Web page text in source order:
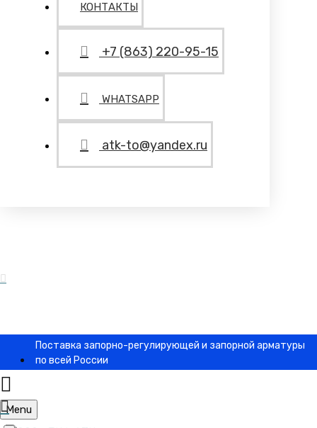
КОНТАКТЫ
+7 (863) 220-95-15
WHATSAPP
atk-to@yandex.ru
Поставка запорно-регулирующей и запорной арматуры
по всей России
Menu